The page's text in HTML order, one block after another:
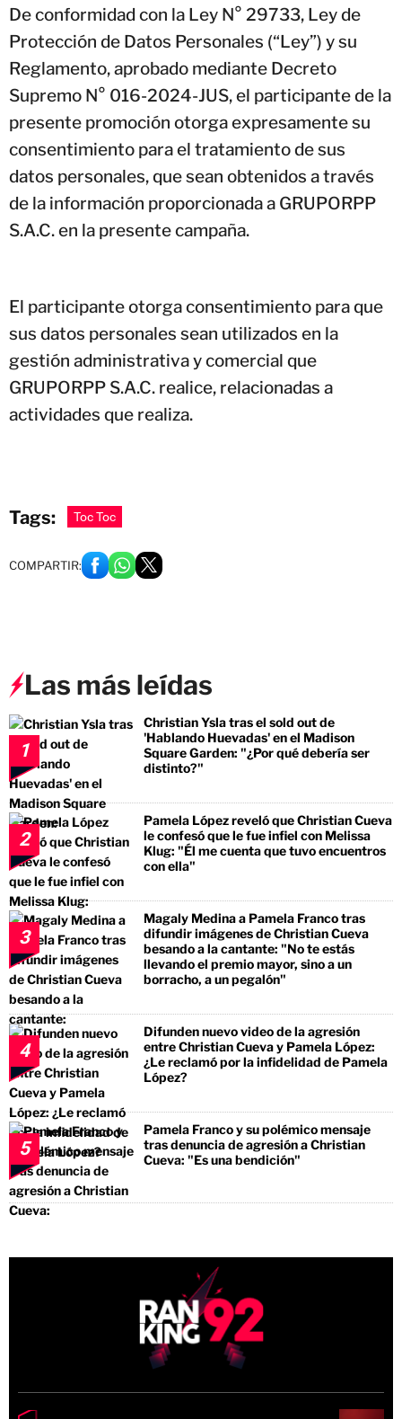
De conformidad con la Ley N° 29733, Ley de
Protección de Datos Personales (“Ley”) y su
Reglamento, aprobado mediante Decreto
Supremo N° 016-2024-JUS, el participante de la
presente promoción otorga expresamente su
consentimiento para el tratamiento de sus
datos personales, que sean obtenidos a través
de la información proporcionada a GRUPORPP
S.A.C. en la presente campaña.
El participante otorga consentimiento para que
sus datos personales sean utilizados en la
gestión administrativa y comercial que
GRUPORPP S.A.C. realice, relacionadas a
actividades que realiza.
Tags: Toc Toc
COMPARTIR:
Las más leídas
1
Christian Ysla tras el sold out de
'Hablando Huevadas' en el Madison
Square Garden: "¿Por qué debería ser
distinto?"
2
Pamela López reveló que Christian Cueva
le confesó que le fue infiel con Melissa
Klug: "Él me cuenta que tuvo encuentros
con ella"
3
Magaly Medina a Pamela Franco tras
difundir imágenes de Christian Cueva
besando a la cantante: "No te estás
llevando el premio mayor, sino a un
borracho, a un pegalón"
4
Difunden nuevo video de la agresión
entre Christian Cueva y Pamela López:
¿Le reclamó por la infidelidad de Pamela
López?
5
Pamela Franco y su polémico mensaje
tras denuncia de agresión a Christian
Cueva: "Es una bendición"